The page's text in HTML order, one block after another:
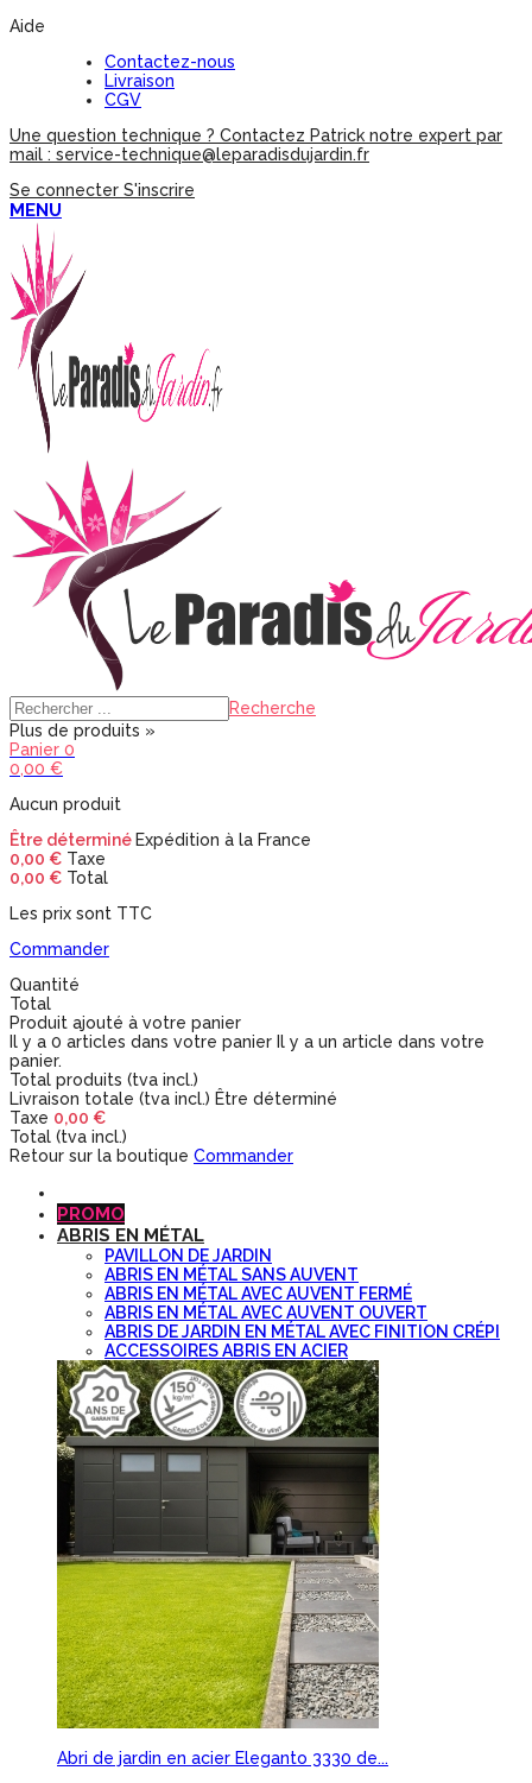
Aide
Contactez-nous
Livraison
CGV
Une question technique ? Contactez Patrick notre expert par
mail : service-technique@leparadisdujardin.fr
Se connecter S'inscrire
MENU
Recherche
Plus de produits »
Panier 0
0,00 €
Aucun produit
Être déterminé Expédition à la France
0,00 € Taxe
0,00 € Total
Les prix sont TTC
Commander
Quantité
Total
Produit ajouté à votre panier
Il y a 0 articles dans votre panier Il y a un article dans votre
panier.
Total produits (tva incl.)
Livraison totale (tva incl.) Être déterminé
Taxe 0,00 €
Total (tva incl.)
Retour sur la boutique Commander
PROMO
ABRIS EN MÉTAL
PAVILLON DE JARDIN
ABRIS EN MÉTAL SANS AUVENT
ABRIS EN MÉTAL AVEC AUVENT FERMÉ
ABRIS EN MÉTAL AVEC AUVENT OUVERT
ABRIS DE JARDIN EN MÉTAL AVEC FINITION CRÉPI
ACCESSOIRES ABRIS EN ACIER
Abri de jardin en acier Eleganto 3330 de...